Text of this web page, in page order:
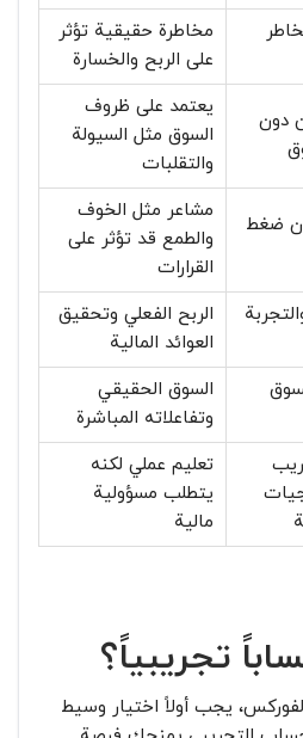
مخاطرة حقيقية تؤثر
على الربح والخسارة
دون
يعتمد على ظروف
السوق مثل السيولة
والتقلبات
ضغط
مشاعر مثل الخوف
والطمع قد تؤثر على
القرارات
الربح الفعلي وتحقيق
العوائد المالية
السوق الحقيقي
وتفاعلاته المباشرة
تعليم عملي لكنه
يتطلب مسؤولية
مالية
تجريبياً؟
يجب أولاً اختيار وسيط